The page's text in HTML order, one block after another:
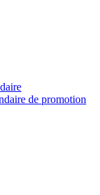
de promotion